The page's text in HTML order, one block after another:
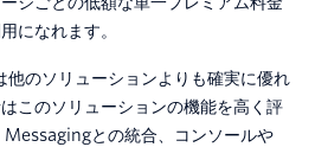
になれます。
のソリューションよりも確実に優れ
このソリューションの機能を高く評
との統合、コンソールや